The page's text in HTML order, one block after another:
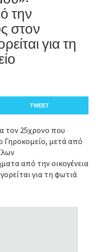
την
στον
για τη
TWEET
τον 25χρονο που
Γηροκομείο, μετά από
από την οικογένεια
για τη φωτιά